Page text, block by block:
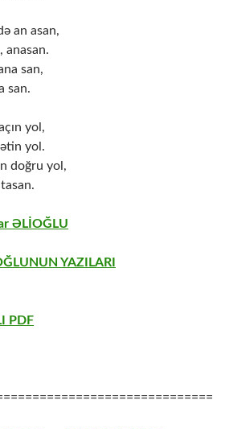
an asan,
anasan.
san,
san.
yol,
yol.
doğru yol,
ƏLİOĞLU
YAZILARI
PDF